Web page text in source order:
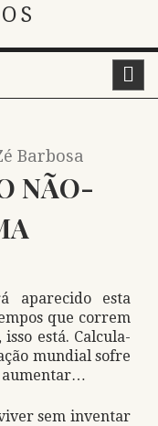
Barbosa
NÃO-
aparecido esta
que correm
está. Calcula-
mundial sofre
aumentar…
sem inventar